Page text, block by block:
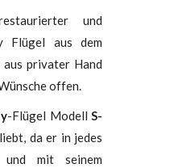
und
Flügel aus dem
privater Hand
offen.
-Flügel Modell S-
da er in jedes
und mit seinem